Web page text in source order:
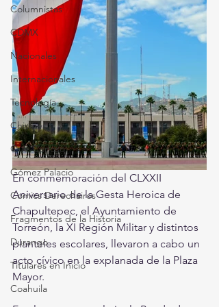
Columnistas
CDMX
Nacionales
Internacionales
Tecnología
Chismes
Qué Curioso
Gómez Palacio
Comics Derechairos
Fragmentos de la Historia
Durango
Titulares en Inicio
Coahuila
En conmemoración del CLXXII
Aniversario de la Gesta Heroica de
Chapultepec, el Ayuntamiento de
Torreón, la XI Región Militar y distintos
planteles escolares, llevaron a cabo un
acto cívico en la explanada de la Plaza
Mayor.